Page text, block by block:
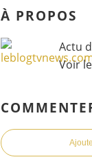
À PROPOS
Actu
Voir